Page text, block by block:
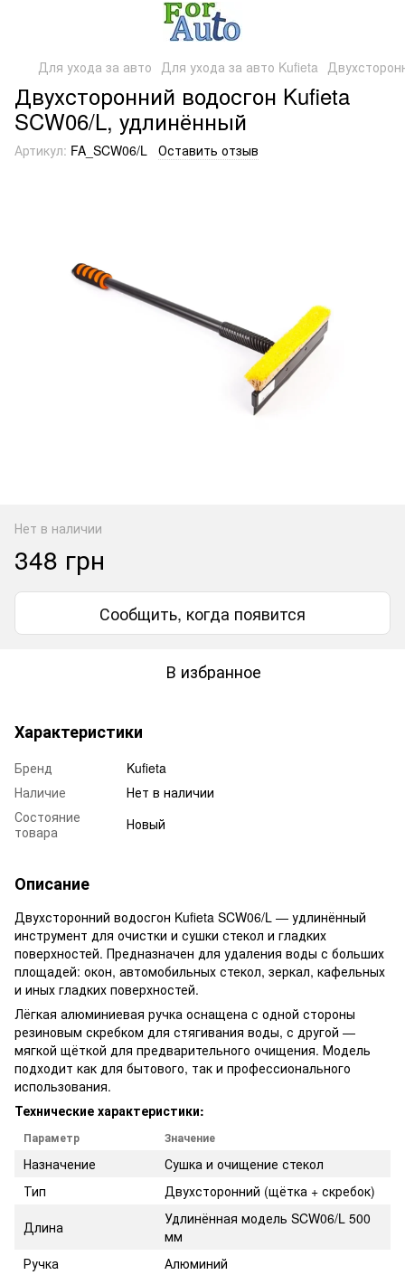
Для ухода за авто Для ухода за авто Kufieta
Двухсторонний водосгон Kufieta
SCW06/L, удлинённый
Артикул: FA_SCW06/L Оставить отзыв
Нет в наличии
348 грн
Сообщить, когда появится
В избранное
Характеристики
Бренд
Kufieta
Наличие
Нет в наличии
Состояние
товара
Новый
Описание
Двухсторонний водосгон Kufieta SCW06/L — удлинённый
инструмент для очистки и сушки стекол и гладких
поверхностей. Предназначен для удаления воды с больших
площадей: окон, автомобильных стекол, зеркал, кафельных
и иных гладких поверхностей.
Лёгкая алюминиевая ручка оснащена с одной стороны
резиновым скребком для стягивания воды, с другой —
мягкой щёткой для предварительного очищения. Модель
подходит как для бытового, так и профессионального
использования.
Технические характеристики:
Параметр Значение
Назначение
Сушка и очищение стекол
Тип
Двухсторонний (щётка + скребок)
Длина
Удлинённая модель SCW06/L 500
мм
Ручка
Алюминий